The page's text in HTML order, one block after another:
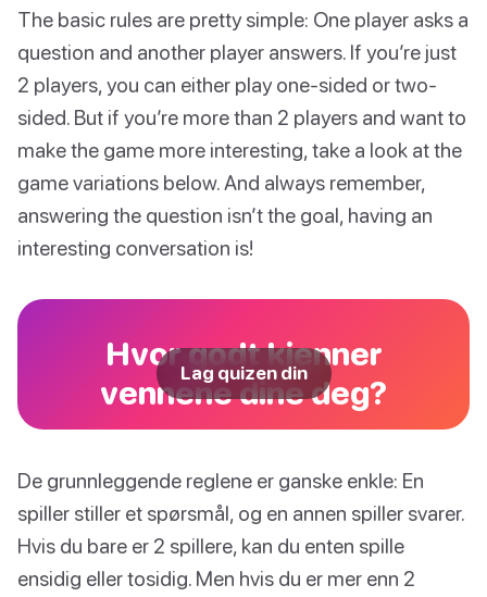
The basic rules are pretty simple: One player asks a
question and another player answers. If you’re just
2 players, you can either play one-sided or two-
sided. But if you’re more than 2 players and want to
make the game more interesting, take a look at the
game variations below. And always remember,
answering the question isn’t the goal, having an
interesting conversation is!
Hvor godt kjenner
vennene dine deg?
Lag quizen din
De grunnleggende reglene er ganske enkle: En
spiller stiller et spørsmål, og en annen spiller svarer.
Hvis du bare er 2 spillere, kan du enten spille
ensidig eller tosidig. Men hvis du er mer enn 2